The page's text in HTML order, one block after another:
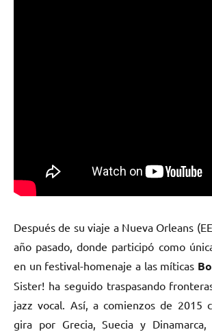
Después de su viaje a Nueva Orleans
año pasado, donde participó como
en un festival-homenaje a las míticas
Sister! ha seguido traspasando
jazz vocal. Así, a comienzos de 2015
gira por Grecia, Suecia y